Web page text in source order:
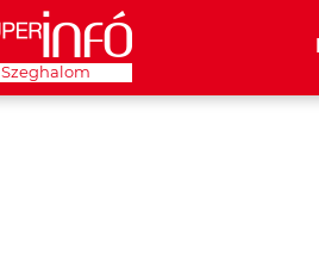
Szeghalom